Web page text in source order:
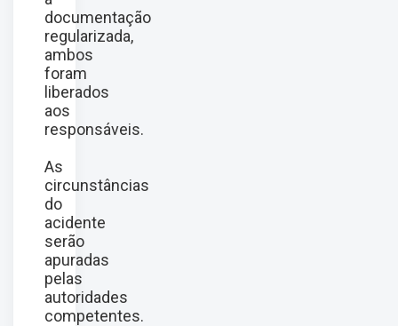
documentação
regularizada,
ambos
foram
liberados
aos
responsáveis.
As
circunstâncias
do
acidente
serão
apuradas
pelas
autoridades
competentes.